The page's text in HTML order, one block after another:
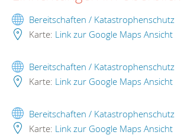
Bereitschaften / Katastrophenschutz
Karte: Link zur Google Maps Ansicht
Bereitschaften / Katastrophenschutz
Karte: Link zur Google Maps Ansicht
Bereitschaften / Katastrophenschutz
Karte: Link zur Google Maps Ansicht